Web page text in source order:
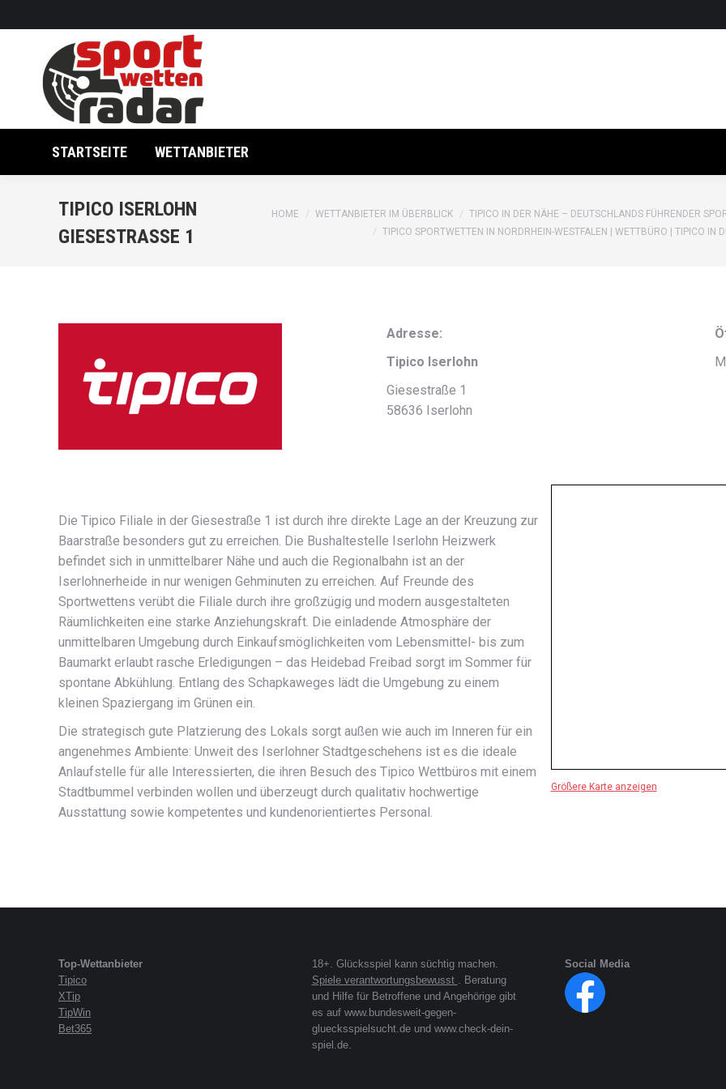
STARTSEITE WETTANBIETER
TIPICO ISERLOHN
GIESESTRASSE 1
You are here:
HOME WETTANBIETER IM ÜBERBLICK
TIPICO IN DER NÄHE – DEUTSCHLANDS FÜHRENDER
TIPICO SPORTWETTEN IN NORDRHEIN-WESTFALEN | WETTBÜRO | TIPICO IN
Adresse:
Tipico Iserlohn
Giesestraße 1
58636 Iserlohn
Die Tipico Filiale in der Giesestraße 1 ist durch ihre direkte Lage an der Kreuzung zur
Baarstraße besonders gut zu erreichen. Die Bushaltestelle Iserlohn Heizwerk
befindet sich in unmittelbarer Nähe und auch die Regionalbahn ist an der
Iserlohnerheide in nur wenigen Gehminuten zu erreichen. Auf Freunde des
Sportwettens verübt die Filiale durch ihre großzügig und modern ausgestalteten
Räumlichkeiten eine starke Anziehungskraft. Die einladende Atmosphäre der
unmittelbaren Umgebung durch Einkaufsmöglichkeiten vom Lebensmittel- bis zum
Baumarkt erlaubt rasche Erledigungen – das Heidebad Freibad sorgt im Sommer für
spontane Abkühlung. Entlang des Schapkaweges lädt die Umgebung zu einem
kleinen Spaziergang im Grünen ein.
Die strategisch gute Platzierung des Lokals sorgt außen wie auch im Inneren für ein
angenehmes Ambiente: Unweit des Iserlohner Stadtgeschehens ist es die ideale
Anlaufstelle für alle Interessierten, die ihren Besuch des Tipico Wettbüros mit einem
Stadtbummel verbinden wollen und überzeugt durch qualitativ hochwertige
Ausstattung sowie kompetentes und kundenorientiertes Personal.
Größere Karte anzeigen
Top-Wettanbieter
Tipico
XTip
TipWin
Bet365
18+. Glücksspiel kann süchtig machen.
Spiele verantwortungsbewusst . Beratung
und Hilfe für Betroffene und Angehörige gibt
es auf www.bundesweit-gegen-
gluecksspielsucht.de und www.check-dein-
spiel.de.
Social Media